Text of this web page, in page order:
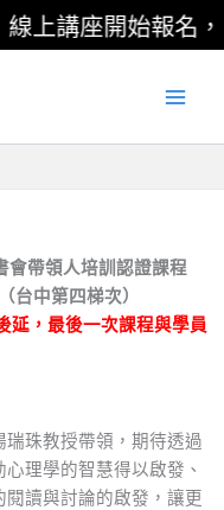
座開始報名，點
會帶領人培訓認證課程
台中第四梯次）
延，最後一次課程與學員
珠教授帶領，期待透過
理學的智慧得以啟發、
讀與討論的啟發，讓更